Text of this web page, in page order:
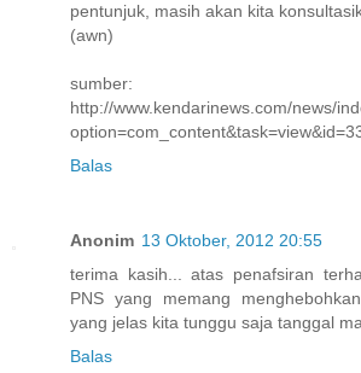
pentunjuk, masih akan kita
(awn)
sumber:
http://www.kendarinews.com/news/
Balas
Anonim 13 Oktober, 2012 20:55
terima kasih... atas penafsiran
PNS yang memang
yang jelas kita tunggu saja tanggal
Balas